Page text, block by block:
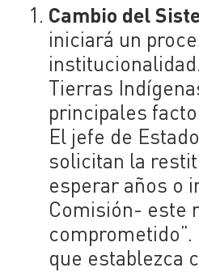
Cambio del
iniciará un
Tierras
principales
El jefe de
solicitan la
esperar años o
Comisión- este
que establezca